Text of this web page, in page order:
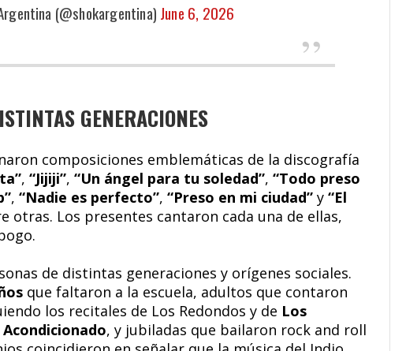
(@shokargentina) June 6, 2026
GENERACIONES
composiciones emblemáticas de la discografía
, “Jijiji”, “Un ángel para tu soledad”, “Todo preso
, “Nadie es perfecto”, “Preso en mi ciudad” y “El
otras. Los presentes cantaron cada una de ellas,
de distintas generaciones y orígenes sociales.
que faltaron a la escuela, adultos que contaron
los recitales de Los Redondos y de Los
, y jubiladas que bailaron rock and roll